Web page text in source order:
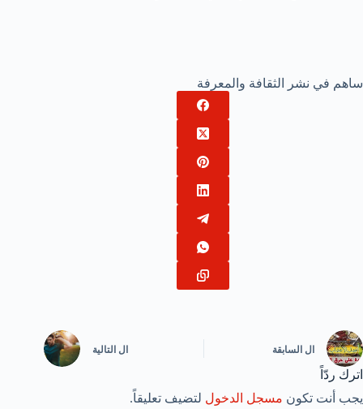
ساهم في نشر الثقافة والمعرفة
ال السابقة ال التالية
اترك ردّاً
يجب أنت تكون مسجل الدخول لتضيف تعليقاً.